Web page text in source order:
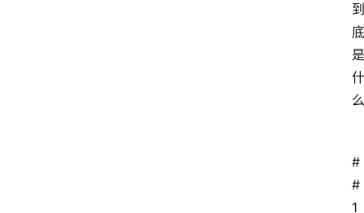
到
底
是
什
么
#
#
1